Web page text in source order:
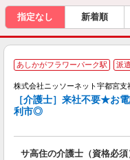
指定なし 新着順
あしかがフラワーパーク駅 派
株式会社ニッソーネット宇都宮支
［介護士］来社不要★お
利市◎
サ高住の介護士（資格必須